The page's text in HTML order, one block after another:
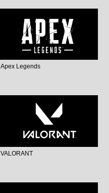
Apex Legends
VALORANT